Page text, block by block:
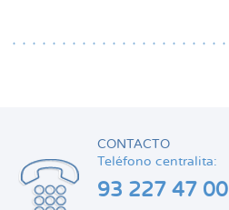
CONTACTO
Teléfono centralita:
93 227 47 00